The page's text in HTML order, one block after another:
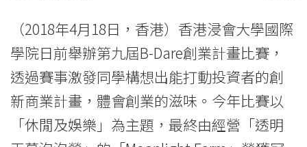
創
業
計
畫
（2018年4月18日，香港）香港浸會大學國際
學院日前舉辦第九屆B-Dare創業計畫比賽，
透過賽事激發同學構想出能打動投資者的創
新商業計畫，體會創業的滋味。今年比賽以
「休閒及娛樂」為主題，最終由經營「透明